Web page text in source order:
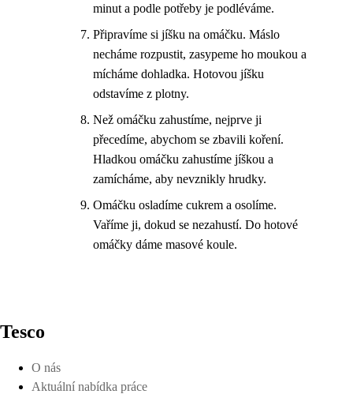
minut a podle potřeby je podléváme.
Připravíme si jíšku na omáčku. Máslo
necháme rozpustit, zasypeme ho moukou a
mícháme dohladka. Hotovou jíšku
odstavíme z plotny.
Než omáčku zahustíme, nejprve ji
přecedíme, abychom se zbavili koření.
Hladkou omáčku zahustíme jíškou a
zamícháme, aby nevznikly hrudky.
Omáčku osladíme cukrem a osolíme.
Vaříme ji, dokud se nezahustí. Do hotové
omáčky dáme masové koule.
Tesco
O nás
Aktuální nabídka práce